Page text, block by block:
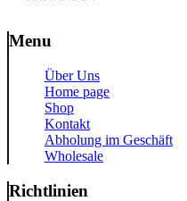
Menu
Über Uns
Home page
Shop
Kontakt
Abholung im Geschäft
Wholesale
Richtlinien